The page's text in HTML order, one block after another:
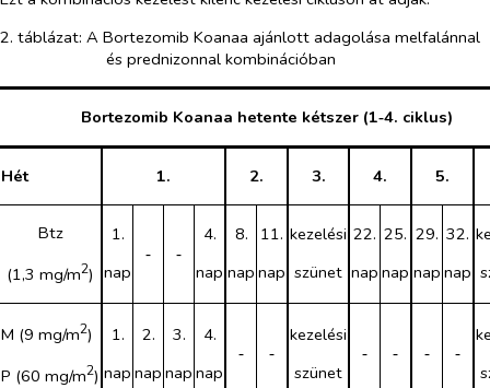
2. táblázat: A Bortezomib Koanaa ajánlott adagolása melfalánnal
és prednizonnal kombinációban
Bortezomib Koanaa hetente kétszer (1‑4. ciklus)
Hét 1. 2. 3. 4. 5.
Btz
(1,3 mg/m2)
1.
nap
‑ ‑
4.
nap
8.
nap
11.
nap
kezelési
szünet
22.
nap
25.
nap
29.
nap
32.
nap
M (9 mg/m2)
P (60 mg/m2)
1.
nap
2.
nap
3.
nap
4.
nap
‑ ‑
kezelési
szünet
‑ ‑ ‑ ‑